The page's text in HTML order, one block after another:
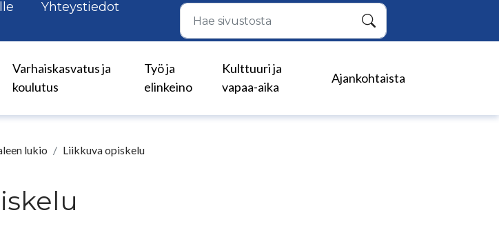
Yhteystiedot
Hae
Varhaiskasvatus ja
koulutus
Työ ja
elinkeino
Kulttuuri ja
vapaa-aika
Ajankohtaista
lukio Liikkuva opiskelu